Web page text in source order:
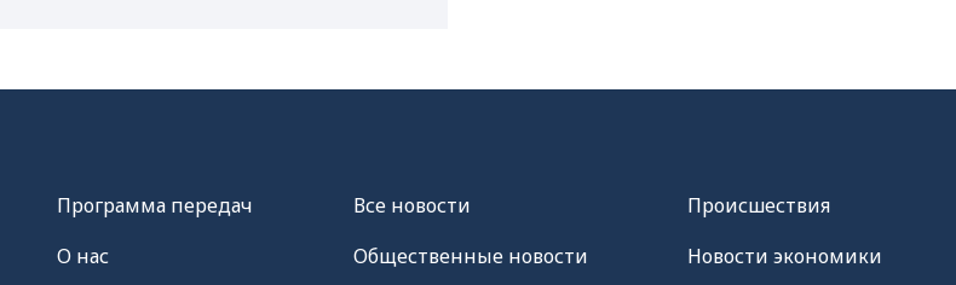
Программа передач
О нас
Все новости
Общественные новости
Происшествия
Новости экономики